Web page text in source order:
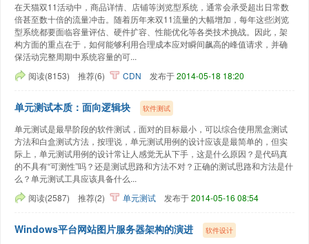
在天猫双11活动中，商品详情、店铺等浏览型系统，通常会承受超出日常数
倍甚至数十倍的流量冲击。随着历年来双11流量的大幅增加，每年这些浏览
型系统都要面临容量评估、硬件扩容、性能优化等各类技术挑战。因此，架
构方面的重点在于，如何能够利用合理成本应对瞬间飙高的峰值请求，并确
保活动完整周期中系统容量的可...
阅读(8153)
推荐(6) CDN 发布于2014-05-18 18:20
单元测试本质：面向逻辑块 软件测试
单元测试是最早阶段的软件测试，面对的目标最小，可以综合使用黑盒测试
方法和白盒测试方法，按理说，单元测试用例的设计应该是最简单的，但实
际上，单元测试用例的设计常让人感觉无从下手，这是什么原因？是代码真
的不具有“可测性”吗？还是测试思路和方法不对？正确的测试思路和方法是什
么？单元测试工具应该具备什么...
阅读(2587)
推荐(2) 单元测试 发布于2014-05-16 08:54
Windows平台网站图片服务器架构的演进 软件设计